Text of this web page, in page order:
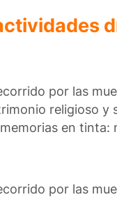
por las
religioso
en tinta:
por las